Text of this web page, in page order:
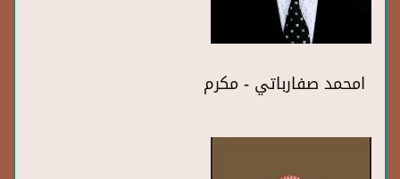
امحمد صفارباتي - مكرم